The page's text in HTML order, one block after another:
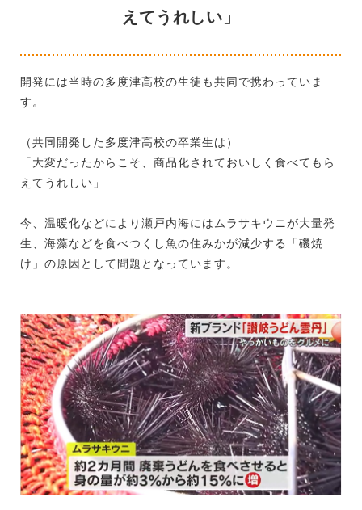
えてうれしい」
開発には当時の多度津高校の生徒も共同で携わっていま
す。
（共同開発した多度津高校の卒業生は）
「大変だったからこそ、商品化されておいしく食べてもら
えてうれしい」
今、温暖化などにより瀬戸内海にはムラサキウニが大量発
生、海藻などを食べつくし魚の住みかが減少する「磯焼
け」の原因として問題となっています。